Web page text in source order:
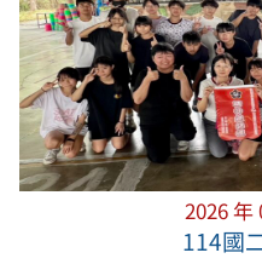
2026 年
114國